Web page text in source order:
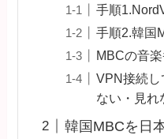
手順
手順2.韓国
MBCの音
VPN接続し
ない・見れ
韓国MBCを日